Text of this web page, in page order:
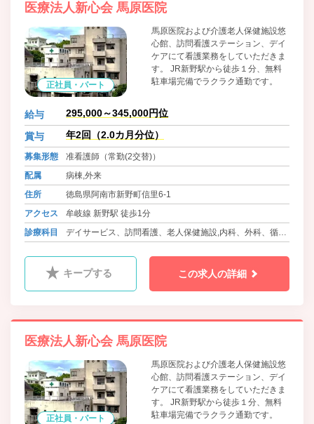
医療法人新心会 馬原医院
正社員・パート
馬原医院および介護老人保健施設悠
心館、訪問看護ステーション、デイ
ケアにて看護業務をしていただきま
す。 JR新野駅から徒歩１分、無料
駐車場完備でラクラク通勤です。
給与 295,000～345,000円位
賞与 年2回（2.0カ月分位）
募集形態
准看護師（常勤(2交替)）
配属
病棟,外来
住所
徳島県阿南市新野町信里6-1
アクセス
牟岐線 新野駅 徒歩1分
診療科目
デイサービス、訪問看護、老人保健施設,内科、外科、循環
キープする この求人の詳細
医療法人新心会 馬原医院
正社員・パート
馬原医院および介護老人保健施設悠
心館、訪問看護ステーション、デイ
ケアにて看護業務をしていただきま
す。 JR新野駅から徒歩１分、無料
駐車場完備でラクラク通勤です。